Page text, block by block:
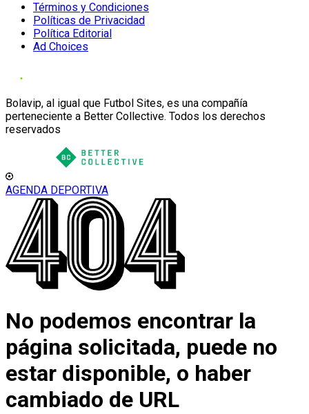
Términos y Condiciones
Políticas de Privacidad
Política Editorial
Ad Choices
Bolavip, al igual que Futbol Sites, es una compañía
perteneciente a Better Collective. Todos los derechos
reservados
AGENDA DEPORTIVA
No podemos encontrar la
página solicitada, puede no
estar disponible, o haber
cambiado de URL